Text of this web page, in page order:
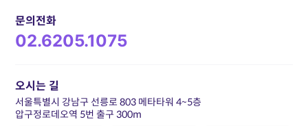
문의전화
02.6205.1075
오시는 길
서울특별시 강남구 선릉로 803 메타타워 4~5층
압구정로데오역 5번 출구 300m